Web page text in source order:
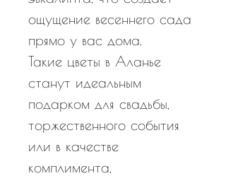
ощущение весеннего сада
прямо у вас дома.
Такие цветы в Аланье
станут идеальным
подарком для свадьбы,
торжественного события
или в качестве
комплимента,